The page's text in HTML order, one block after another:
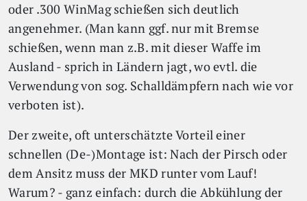
oder .300 WinMag schießen sich deutlich
angenehmer. (Man kann ggf. nur mit Bremse
schießen, wenn man z.B. mit dieser Waffe im
Ausland - sprich in Ländern jagt, wo evtl. die
Verwendung von sog. Schalldämpfern nach wie vor
verboten ist).
Der zweite, oft unterschätzte Vorteil einer
schnellen (De-)Montage ist: Nach der Pirsch oder
dem Ansitz muss der MKD runter vom Lauf!
Warum? - ganz einfach: durch die Abkühlung der